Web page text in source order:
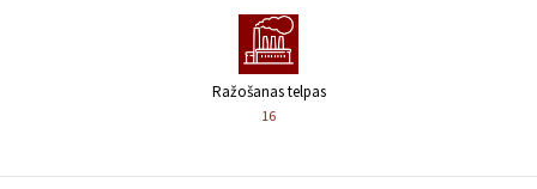
Ražošanas telpas
16